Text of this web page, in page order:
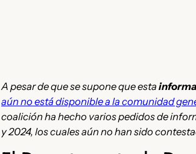
A pesar de que se supone que esta
aún no está disponible a la comunidad
coalición ha hecho varios pedidos de
y 2024, los cuales aún no han sido